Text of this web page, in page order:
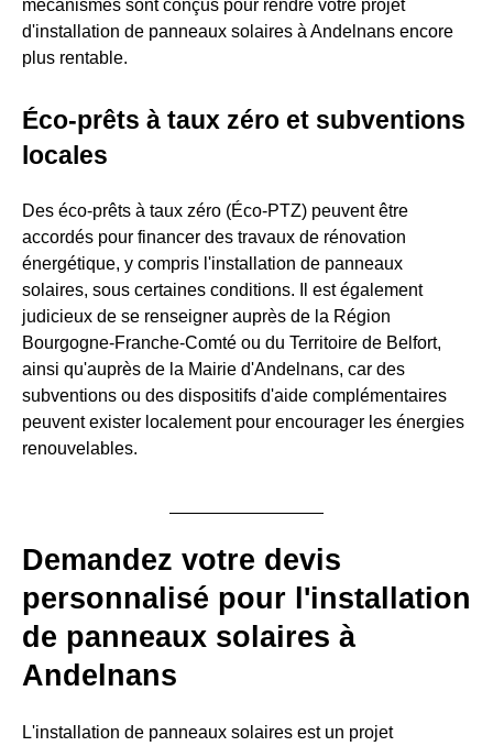
mécanismes sont conçus pour rendre votre projet
d'installation de panneaux solaires à Andelnans encore
plus rentable.
Éco-prêts à taux zéro et subventions
locales
Des éco-prêts à taux zéro (Éco-PTZ) peuvent être
accordés pour financer des travaux de rénovation
énergétique, y compris l'installation de panneaux
solaires, sous certaines conditions. Il est également
judicieux de se renseigner auprès de la Région
Bourgogne-Franche-Comté ou du Territoire de Belfort,
ainsi qu'auprès de la Mairie d'Andelnans, car des
subventions ou des dispositifs d'aide complémentaires
peuvent exister localement pour encourager les énergies
renouvelables.
Demandez votre devis
personnalisé pour l'installation
de panneaux solaires à
Andelnans
L'installation de panneaux solaires est un projet